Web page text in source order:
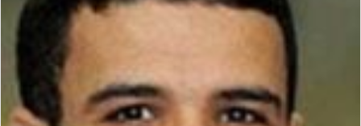
ن
د
u
b
ي
e
d
ت
س
ا